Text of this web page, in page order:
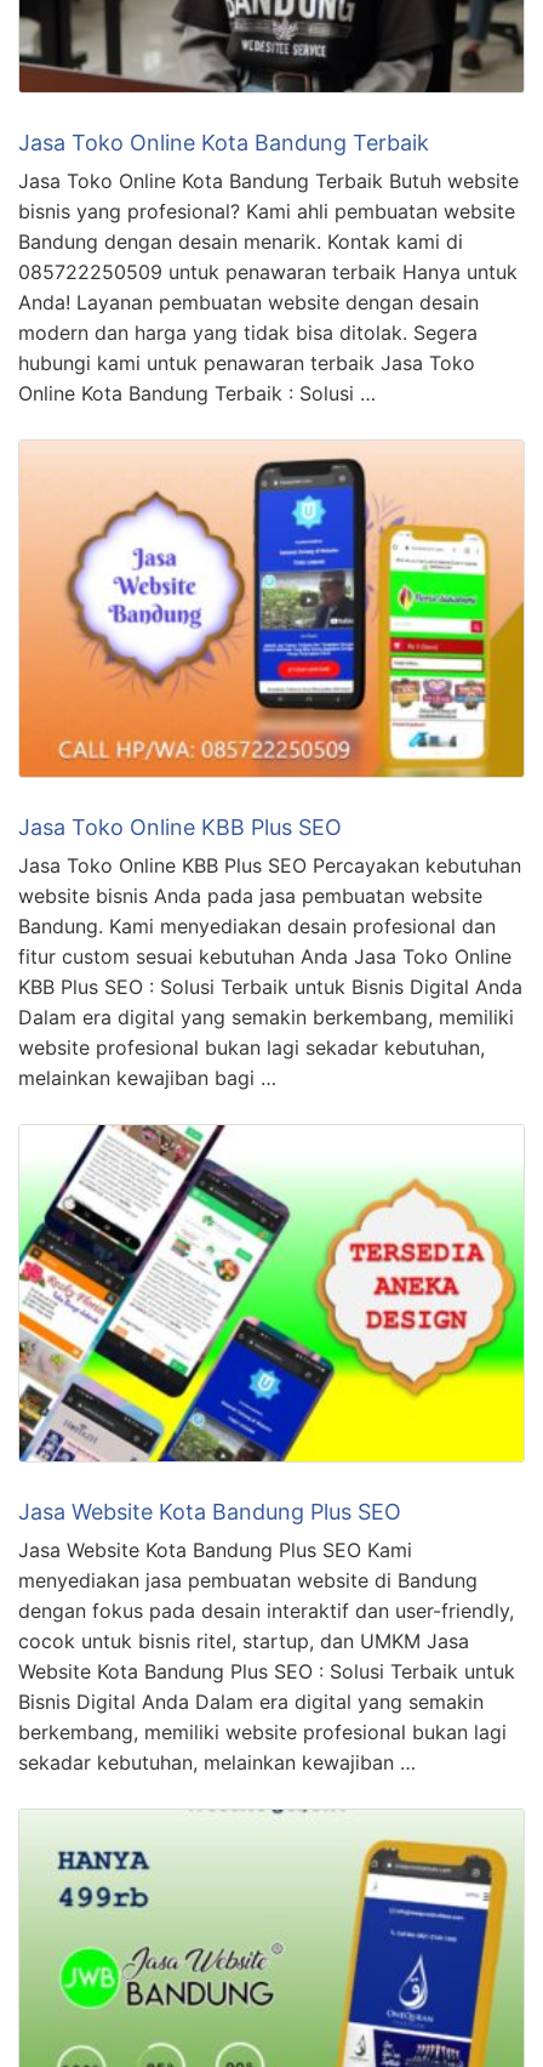
Jasa Toko Online Kota Bandung Terbaik
Jasa Toko Online Kota Bandung Terbaik Butuh website
bisnis yang profesional? Kami ahli pembuatan website
Bandung dengan desain menarik. Kontak kami di
085722250509 untuk penawaran terbaik Hanya untuk
Anda! Layanan pembuatan website dengan desain
modern dan harga yang tidak bisa ditolak. Segera
hubungi kami untuk penawaran terbaik Jasa Toko
Online Kota Bandung Terbaik : Solusi …
Jasa Toko Online KBB Plus SEO
Jasa Toko Online KBB Plus SEO Percayakan kebutuhan
website bisnis Anda pada jasa pembuatan website
Bandung. Kami menyediakan desain profesional dan
fitur custom sesuai kebutuhan Anda Jasa Toko Online
KBB Plus SEO : Solusi Terbaik untuk Bisnis Digital Anda
Dalam era digital yang semakin berkembang, memiliki
website profesional bukan lagi sekadar kebutuhan,
melainkan kewajiban bagi …
Jasa Website Kota Bandung Plus SEO
Jasa Website Kota Bandung Plus SEO Kami
menyediakan jasa pembuatan website di Bandung
dengan fokus pada desain interaktif dan user-friendly,
cocok untuk bisnis ritel, startup, dan UMKM Jasa
Website Kota Bandung Plus SEO : Solusi Terbaik untuk
Bisnis Digital Anda Dalam era digital yang semakin
berkembang, memiliki website profesional bukan lagi
sekadar kebutuhan, melainkan kewajiban …